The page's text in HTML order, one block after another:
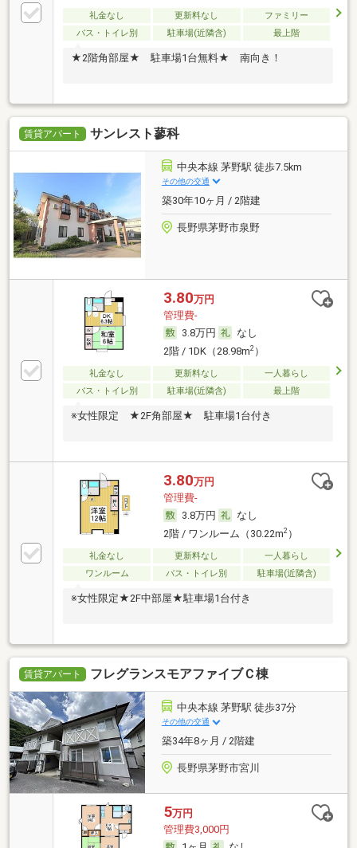
礼金なし 更新料なし
ファミリー
バス・トイレ別
駐車場(近隣含) 最上階
★2階角部屋★ 駐車場1台無料★ 南向き！
賃貸アパート サンレスト蓼科
中央本線 茅野駅 徒歩7.5km
その他の交通
築30年10ヶ月 / 2階建
長野県茅野市泉野
3.80万円
管理費-
3.8万円
なし
2階 / 1DK（28.98m2）
礼金なし 更新料なし
一人暮らし
バス・トイレ別
駐車場(近隣含) 最上階
※女性限定 ★2F角部屋★ 駐車場1台付き
3.80万円
管理費-
3.8万円
なし
2階 / ワンルーム（30.22m2）
礼金なし 更新料なし
一人暮らし
ワンルーム
バス・トイレ別 駐車場(近隣含)
※女性限定★2F中部屋★駐車場1台付き
賃貸アパート フレグランスモアファイブＣ棟
中央本線 茅野駅 徒歩37分
その他の交通
築34年8ヶ月 / 2階建
長野県茅野市宮川
5万円
管理費3,000円